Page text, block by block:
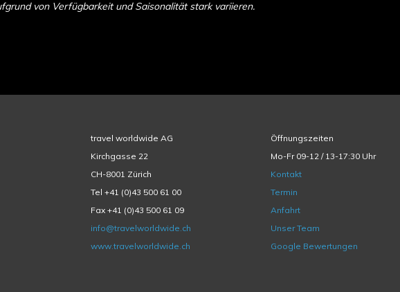
von Verfügbarkeit und Saisonalität stark variieren.
travel worldwide AG
Kirchgasse 22
CH-8001 Zürich
Tel +41 (0)43 500 61 00
Fax +41 (0)43 500 61 09
info@travelworldwide.ch
www.travelworldwide.ch
Öffnungszeiten
Mo-Fr 09-12 / 13-17:30 Uhr
Kontakt
Termin
Anfahrt
Unser Team
Google Bewertungen